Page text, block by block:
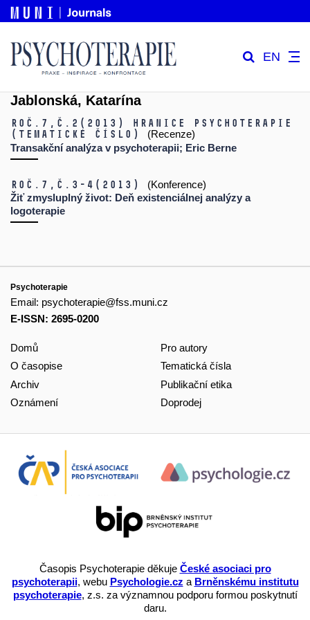
EN
Jablonská, Katarína
Roč.7, č.2 (2013)
Hranice psychoterapie
(tematické číslo)
(Recenze)
Transakční analýza v psychoterapii; Eric Berne
Roč.7, č.3-4 (2013)
(Konference)
Žiť zmysluplný život: Deň existenciálnej analýzy a
logoterapie
Psychoterapie
Email: psychoterapie@fss.muni.cz
E-ISSN: 2695-0200
Domů
O časopise
Archiv
Oznámení
Pro autory
Tematická čísla
Publikační etika
Doprodej
Časopis Psychoterapie děkuje České asociaci pro
psychoterapii, webu Psychologie.cz a Brněnskému institutu
psychoterapie, z.s. za významnou podporu formou poskytnutí
daru.